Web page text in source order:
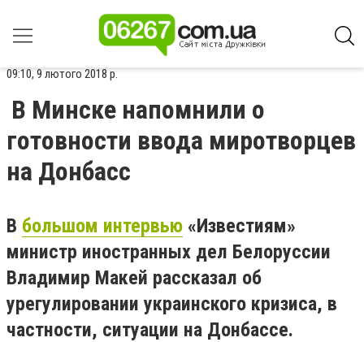
09:10, 9 лютого 2018 р.
В Минске напомнили о
готовности ввода миротворцев
на Донбасс
В большом интервью «Известиям»
министр иностранных дел Белоруссии
Владимир Макей рассказал об
урегулировании украинского кризиса, в
частности, ситуации на Донбассе.